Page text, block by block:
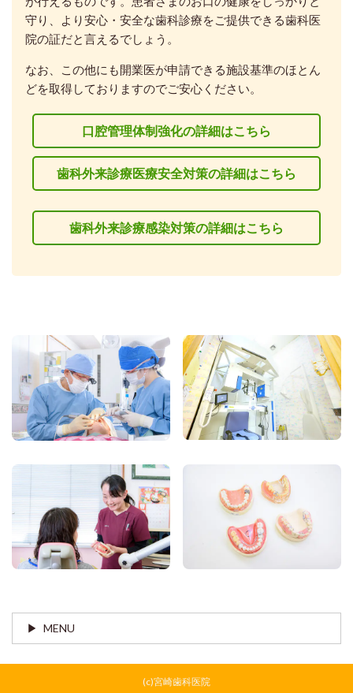
守り、より安心・安全な歯科診療をご提供できる歯科医
院の証だと言えるでしょう。
なお、この他にも開業医が申請できる施設基準のほとん
どを取得しておりますのでご安心ください。
口腔管理体制強化の詳細はこちら
歯科外来診療医療安全対策の詳細はこちら
歯科外来診療感染対策の詳細はこちら
MENU
(c)宮崎歯科医院